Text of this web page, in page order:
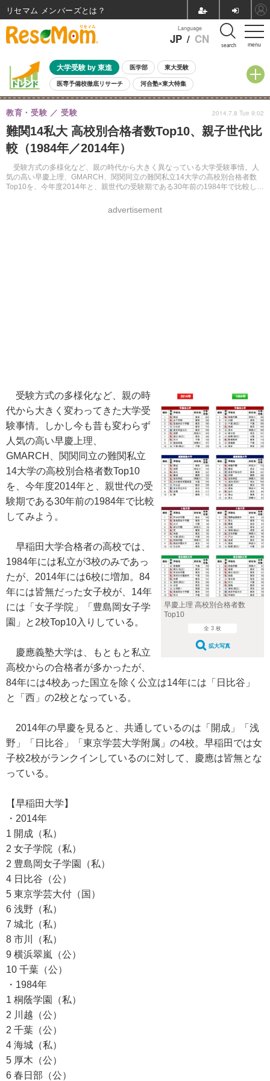
menu
Language
JP / CN search
大学受験 by 東進 医学部 東大受験
医専予備校徹底リサーチ 河合塾×東大特集
親子で考える大学選び 高校受験 中学受験 小学校受験
共通テスト 夏休み
8月開催イベント・WS 全国公立高校 過去問 人気記事
自由研究教材（小学生向け） 自由研究教材（中学生向け）
難関14私大 高校別合格者数Top10、親子世代比
較（1984年／2014年）
受験方式の多様化など、親の時代から大きく異なっている大学受験事情。人
気の高い早慶上理、GMARCH、関関同立の難関私立14大学の高校別合格者数
Top10を、今年度2014年と、親世代の受験期である30年前の1984年で比較して
教育・受験 受験
advertisement
2014.7.8 Tue 9:02
早慶上理 高校別合格者数
Top10
全 3 枚
拡大写真
受験方式の多様化など、親の時
代から大きく変わってきた大学受
験事情。しかし今も昔も変わらず
人気の高い早慶上理、
GMARCH、関関同立の難関私立
14大学の高校別合格者数Top10
を、今年度2014年と、親世代の受
験期である30年前の1984年で比較
してみよう。
早稲田大学合格者の高校では、
1984年には私立が3校のみであっ
たが、2014年には6校に増加。84
年には皆無だった女子校が、14年
には「女子学院」「豊島岡女子学
園」と2校Top10入りしている。
慶應義塾大学は、もともと私立
高校からの合格者が多かったが、
84年には4校あった国立を除く公立は14年には「日比谷」
と「西」の2校となっている。
2014年の早慶を見ると、共通しているのは「開成」「浅
野」「日比谷」「東京学芸大学附属」の4校。早稲田では女
子校2校がランクインしているのに対して、慶應は皆無とな
っている。
【早稲田大学】
・2014年
1 開成（私）
2 女子学院（私）
2 豊島岡女子学園（私）
4 日比谷（公）
5 東京学芸大付（国）
6 浅野（私）
7 城北（私）
8 市川（私）
9 横浜翠嵐（公）
10 千葉（公）
・1984年
1 桐蔭学園（私）
2 川越（公）
2 千葉（公）
4 海城（私）
5 厚木（公）
6 春日部（公）
リセマム メンバーズ